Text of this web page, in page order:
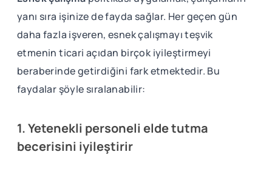
yanı sıra işinize de fayda sağlar. Her geçen gün
daha fazla işveren, esnek çalışmayı teşvik
etmenin ticari açıdan birçok iyileştirmeyi
beraberinde getirdiğini fark etmektedir. Bu
faydalar şöyle sıralanabilir:
1. Yetenekli personeli elde tutma
becerisini iyileştirir